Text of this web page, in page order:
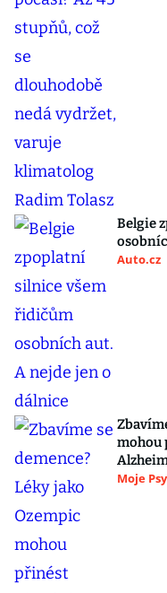
Belgie
Auto.cz
mohou
Moje